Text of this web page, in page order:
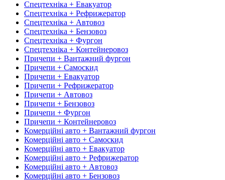
Спецтехніка + Евакуатор
Спецтехніка + Рефрижератор
Спецтехніка + Автовоз
Спецтехніка + Бензовоз
Спецтехніка + Фургон
Спецтехніка + Контейнеровоз
Причепи + Вантажний фургон
Причепи + Самоскид
Причепи + Евакуатор
Причепи + Рефрижератор
Причепи + Автовоз
Причепи + Бензовоз
Причепи + Фургон
Причепи + Контейнеровоз
Комерційні авто + Вантажний фургон
Комерційні авто + Самоскид
Комерційні авто + Евакуатор
Комерційні авто + Рефрижератор
Комерційні авто + Автовоз
Комерційні авто + Бензовоз